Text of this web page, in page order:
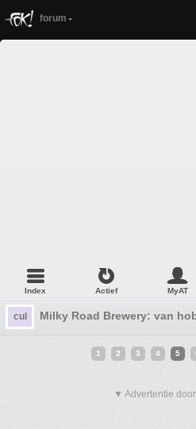
forum
Index Actief MyAT
cul Milky Road Brewery: van
1 2 3 4 5
▼ Advertentie